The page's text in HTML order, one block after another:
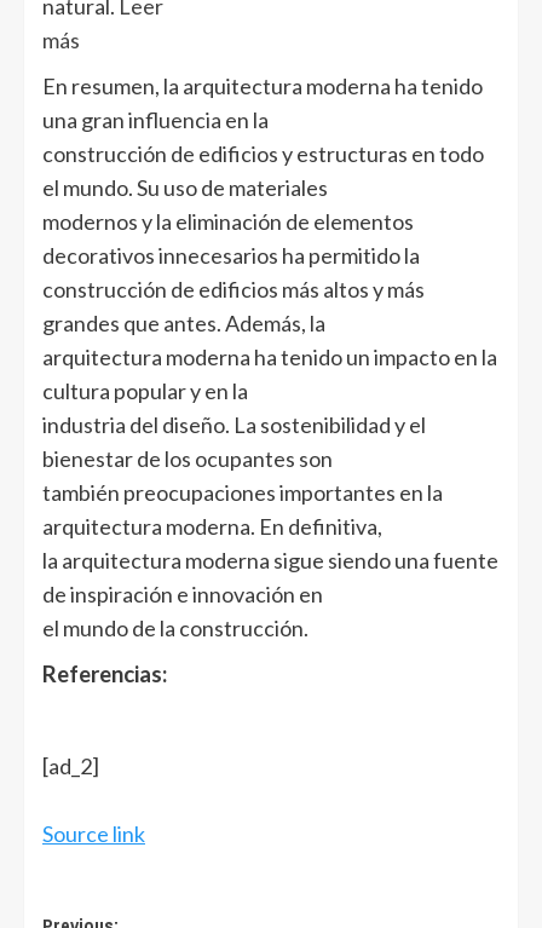
natural. Leer
más
En resumen, la arquitectura moderna ha tenido
una gran influencia en la
construcción de edificios y estructuras en todo
el mundo. Su uso de materiales
modernos y la eliminación de elementos
decorativos innecesarios ha permitido la
construcción de edificios más altos y más
grandes que antes. Además, la
arquitectura moderna ha tenido un impacto en la
cultura popular y en la
industria del diseño. La sostenibilidad y el
bienestar de los ocupantes son
también preocupaciones importantes en la
arquitectura moderna. En definitiva,
la arquitectura moderna sigue siendo una fuente
de inspiración e innovación en
el mundo de la construcción.
Referencias:
[ad_2]
Source link